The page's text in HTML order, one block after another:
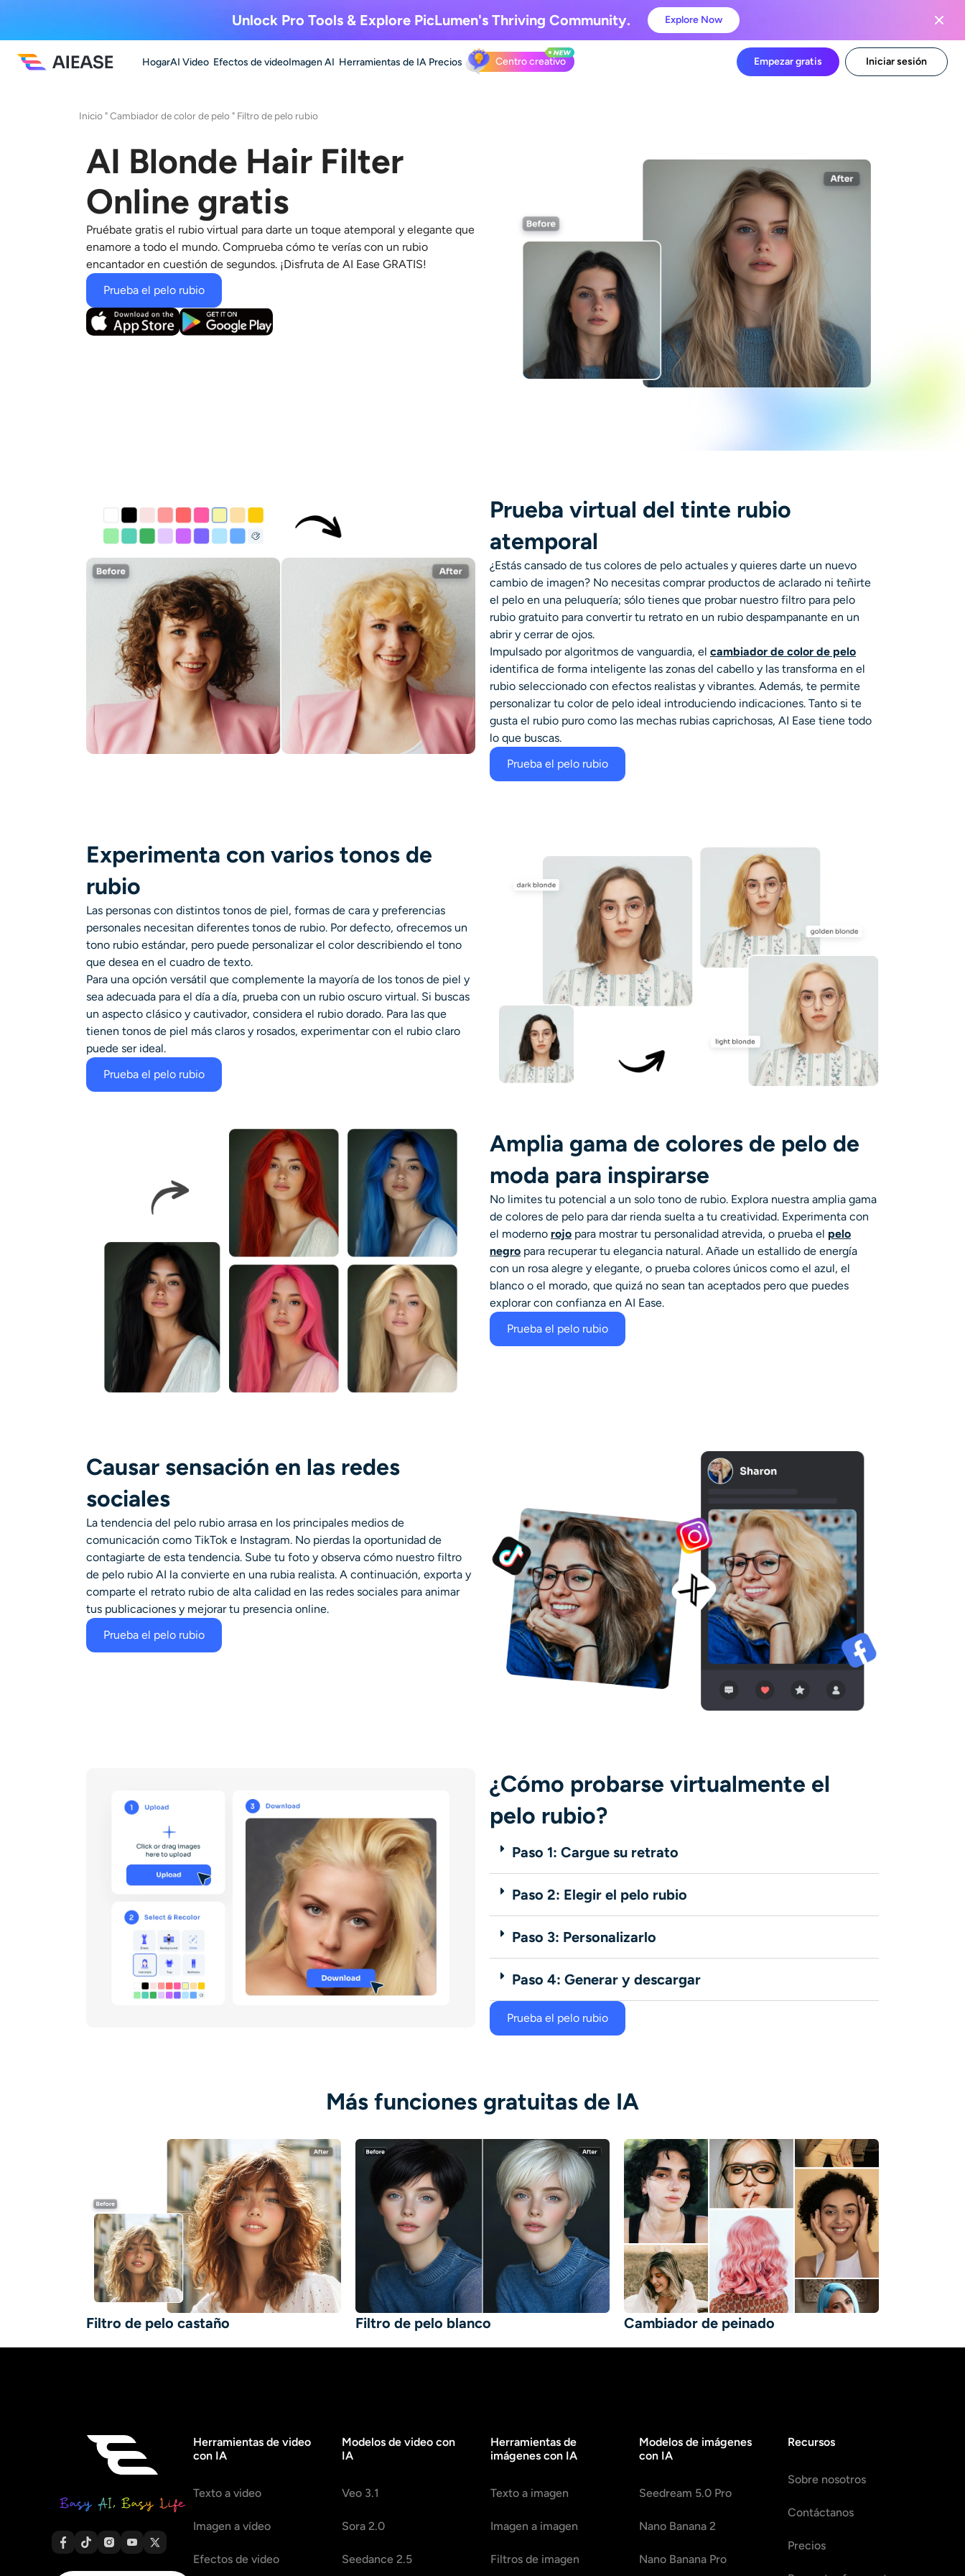
Unlock Pro Tools & ExplorePicLumen's Thriving Community. Explore Now
HogarAI Video Efectos de videoImagen AI Herramientas de IA Precios Centro creativo Empezar gratis Iniciar sesión
Inicio "Cambiador de color de pelo " Filtro de pelo rubio
AI Blonde Hair Filter
Online gratis
Pruébate gratis el rubio virtual para darte un toque atemporal y elegante que
enamore a todo el mundo. Comprueba cómo te verías con un rubio
encantador en cuestión de segundos. ¡Disfruta de AI Ease GRATIS!
Prueba el pelo rubio
Prueba virtual del tinte rubio
atemporal
¿Estás cansado de tus colores de pelo actuales y quieres darte un nuevo
cambio de imagen? No necesitas comprar productos de aclarado ni teñirte
el pelo en una peluquería; sólo tienes que probar nuestro filtro para pelo
rubio gratuito para convertir tu retrato en un rubio despampanante en un
abrir y cerrar de ojos.
Impulsado por algoritmos de vanguardia, el cambiador de color de pelo
identifica de forma inteligente las zonas del cabello y las transforma en el
rubio seleccionado con efectos realistas y vibrantes. Además, te permite
personalizar tu color de pelo ideal introduciendo indicaciones. Tanto si te
gusta el rubio puro como las mechas rubias caprichosas, AI Ease tiene todo
lo que buscas.
Prueba el pelo rubio
Experimenta con varios tonos de
rubio
Las personas con distintos tonos de piel, formas de cara y preferencias
personales necesitan diferentes tonos de rubio. Por defecto, ofrecemos un
tono rubio estándar, pero puede personalizar el color describiendo el tono
que desea en el cuadro de texto.
Para una opción versátil que complemente la mayoría de los tonos de piel y
sea adecuada para el día a día, prueba con un rubio oscuro virtual. Si buscas
un aspecto clásico y cautivador, considera el rubio dorado. Para las que
tienen tonos de piel más claros y rosados, experimentar con el rubio claro
puede ser ideal.
Prueba el pelo rubio
Amplia gama de colores de pelo de
moda para inspirarse
No limites tu potencial a un solo tono de rubio. Explora nuestra amplia gama
de colores de pelo para dar rienda suelta a tu creatividad. Experimenta con
el moderno rojo para mostrar tu personalidad atrevida, o prueba el pelo
negro para recuperar tu elegancia natural. Añade un estallido de energía
con un rosa alegre y elegante, o prueba colores únicos como el azul, el
blanco o el morado, que quizá no sean tan aceptados pero que puedes
explorar con confianza en AI Ease.
Prueba el pelo rubio
Causar sensación en las redes
sociales
La tendencia del pelo rubio arrasa en los principales medios de
comunicación como TikTok e Instagram. No pierdas la oportunidad de
contagiarte de esta tendencia. Sube tu foto y observa cómo nuestro filtro
de pelo rubio AI la convierte en una rubia realista. A continuación, exporta y
comparte el retrato rubio de alta calidad en las redes sociales para animar
tus publicaciones y mejorar tu presencia online.
Prueba el pelo rubio
¿Cómo probarse virtualmente el
pelo rubio?
Paso 1: Cargue su retrato
Paso 2: Elegir el pelo rubio
Paso 3: Personalizarlo
Paso 4: Generar y descargar
Prueba el pelo rubio
Más funciones gratuitas de IA
Filtro de pelo castaño Filtro de pelo blanco Cambiador de peinado
Herramientas de video
con IA
Texto a video
Imagen a vídeo
Efectos de video
Modelos de video con
IA
Veo 3.1
Sora 2.0
Seedance 2.5
Herramientas de
imágenes con IA
Texto a imagen
Imagen a imagen
Filtros de imagen
Modelos de imágenes
con IA
Seedream 5.0 Pro
Nano Banana 2
Nano Banana Pro
Recursos
Sobre nosotros
Contáctanos
Precios